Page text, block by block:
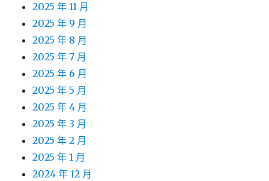
2025 年 11 月
2025 年 9 月
2025 年 8 月
2025 年 7 月
2025 年 6 月
2025 年 5 月
2025 年 4 月
2025 年 3 月
2025 年 2 月
2025 年 1 月
2024 年 12 月